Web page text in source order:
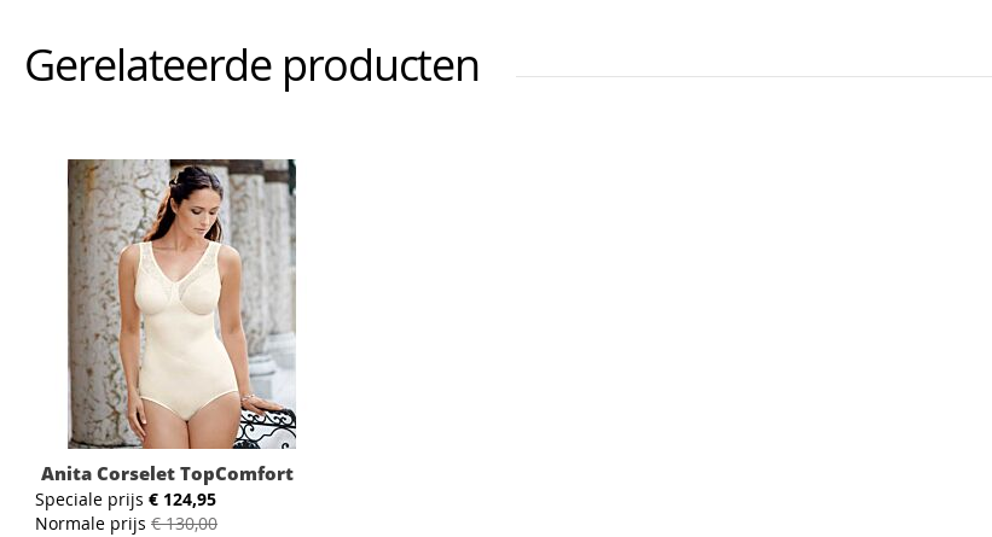
Gerelateerde producten
Anita Corselet TopComfort
Speciale prijs € 124,95
Normale prijs € 130,00